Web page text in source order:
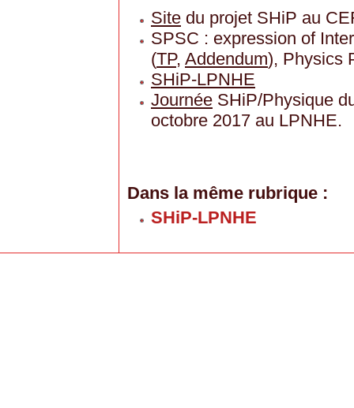
Site du projet SHiP au
SPSC : expression of
(TP, Addendum), Physics
SHiP-LPNHE
Journée SHiP/Physique
octobre 2017 au LPNHE.
Dans la même rubrique :
SHiP-LPNHE